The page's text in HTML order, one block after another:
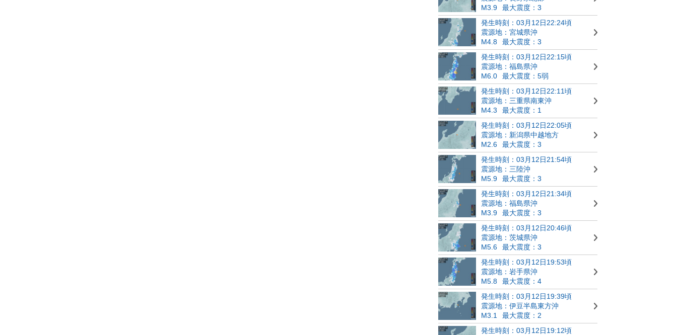
M3.9
最大震度：3
発生時刻：03月12日22:24頃
震源地：宮城県沖
M4.8
最大震度：3
発生時刻：03月12日22:15頃
震源地：福島県沖
M6.0
最大震度：5弱
発生時刻：03月12日22:11頃
震源地：三重県南東沖
M4.3
最大震度：1
発生時刻：03月12日22:05頃
震源地：新潟県中越地方
M2.6
最大震度：3
発生時刻：03月12日21:54頃
震源地：三陸沖
M5.9
最大震度：3
発生時刻：03月12日21:34頃
震源地：福島県沖
M3.9
最大震度：3
発生時刻：03月12日20:46頃
震源地：茨城県沖
M5.6
最大震度：3
発生時刻：03月12日19:53頃
震源地：岩手県沖
M5.8
最大震度：4
発生時刻：03月12日19:39頃
震源地：伊豆半島東方沖
M3.1
最大震度：2
発生時刻：03月12日19:12頃